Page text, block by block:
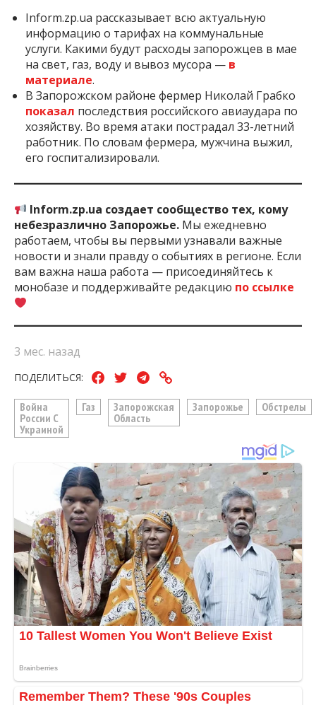
Inform.zp.ua рассказывает всю актуальную
информацию о тарифах на коммунальные
услуги. Какими будут расходы запорожцев в мае
на свет, газ, воду и вывоз мусора — в
материале.
В Запорожском районе фермер Николай Грабко
показал последствия российского авиаудара по
хозяйству. Во время атаки пострадал 33-летний
работник. По словам фермера, мужчина выжил,
его госпитализировали.
Inform.zp.ua создает сообщество тех, кому
небезразлично Запорожье. Мы ежедневно
работаем, чтобы вы первыми узнавали важные
новости и знали правду о событиях в регионе. Если
вам важна наша работа — присоединяйтесь к
монобазе и поддерживайте редакцию по ссылке
3 мес. назад
ПОДЕЛИТЬСЯ:
Война
России С
Украиной
Газ
Запорожская
Область
Запорожье Обстрелы